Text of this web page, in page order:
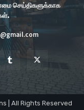
செய்திகளுக்காக
| All Rights Reserved